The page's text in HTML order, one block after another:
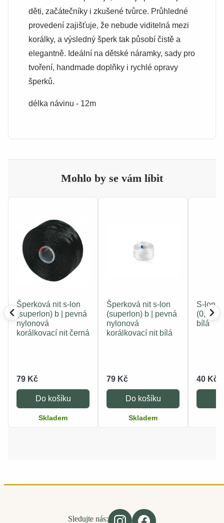
děti, začátečníky i zkušené tvůrce. Průhledné
provedení zajišťuje, že nebude viditelná mezi
korálky, a výsledný šperk tak působí čistě a
elegantně. Ideální na dětské náramky, sady pro
tvoření, handmade doplňky i rychlé opravy
šperků.
délka návinu - 12m
Mohlo by se vám líbit
Šperková nit s-lon
(superlon) b | pevná
nylonová
korálkovací nit černá
79 Kč
Do košíku
Skladem
Šperková nit s-lon
(superlon) b | pevná
nylonová
korálkovací nit bílá
79 Kč
Do košíku
Skladem
S-lon
(0,30
bílá
40 Kč
Sledujte nás: